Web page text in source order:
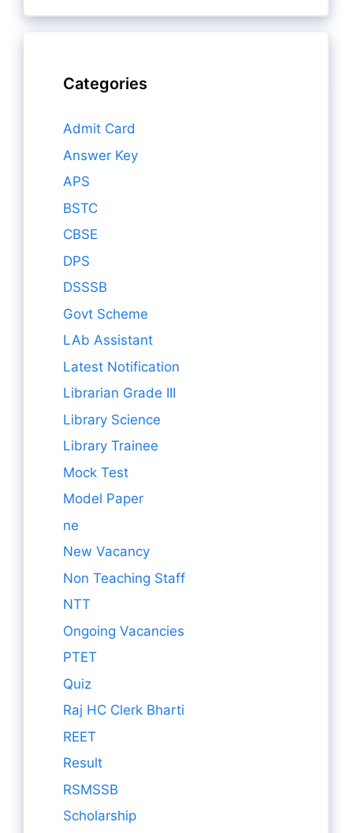
Categories
Admit Card
Answer Key
APS
BSTC
CBSE
DPS
DSSSB
Govt Scheme
LAb Assistant
Latest Notification
Librarian Grade III
Library Science
Library Trainee
Mock Test
Model Paper
ne
New Vacancy
Non Teaching Staff
NTT
Ongoing Vacancies
PTET
Quiz
Raj HC Clerk Bharti
REET
Result
RSMSSB
Scholarship